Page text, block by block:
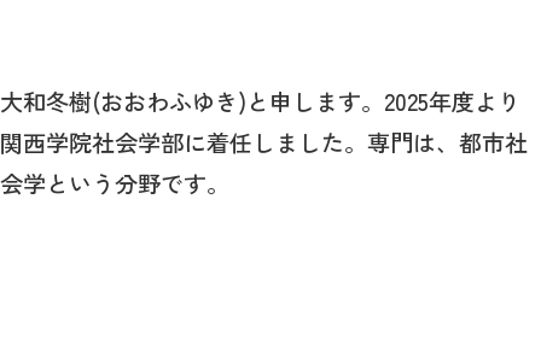
大和冬樹(おおわふゆき)と申します。2025年度より
関西学院社会学部に着任しました。専門は、都市社
会学という分野です。